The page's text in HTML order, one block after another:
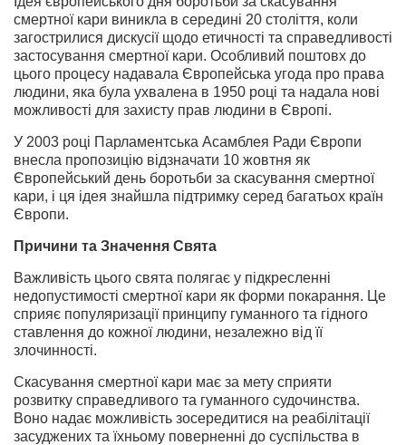
смертної кари виникла в середині 20 століття, коли
загострилися дискусії щодо етичності та справедливості
застосування смертної кари. Особливий поштовх до
цього процесу надавала Європейська угода про права
людини, яка була ухвалена в 1950 році та надала нові
можливості для захисту прав людини в Європі.
У 2003 році Парламентська Асамблея Ради Європи
внесла пропозицію відзначати 10 жовтня як
Європейський день боротьби за скасування смертної
кари, і ця ідея знайшла підтримку серед багатьох країн
Європи.
Причини та Значення Свята
Важливість цього свята полягає у підкресленні
недопустимості смертної кари як форми покарання. Це
сприяє популяризації принципу гуманного та гідного
ставлення до кожної людини, незалежно від її
злочинності.
Скасування смертної кари має за мету сприяти
розвитку справедливого та гуманного судочинства.
Воно надає можливість зосередитися на реабілітації
засуджених та їхньому поверненні до суспільства в